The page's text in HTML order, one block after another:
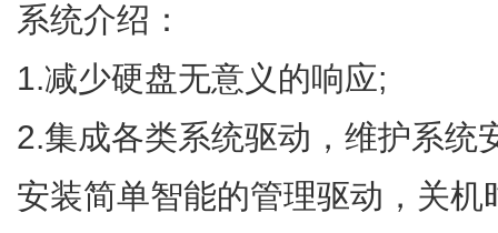
系统介绍：
1.减少硬盘无意义的响应;
2.集成各类系统驱动，维护系统
安装简单智能的管理驱动，关